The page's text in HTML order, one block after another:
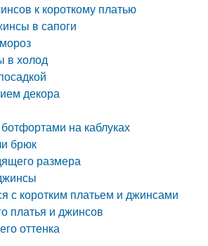
к короткому платью
в сапоги
в холод
декора
на каблуках
брюк
размера
с коротким платьем и джинсами
платья и джинсов
оттенка